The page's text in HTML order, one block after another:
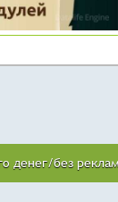
денег/без